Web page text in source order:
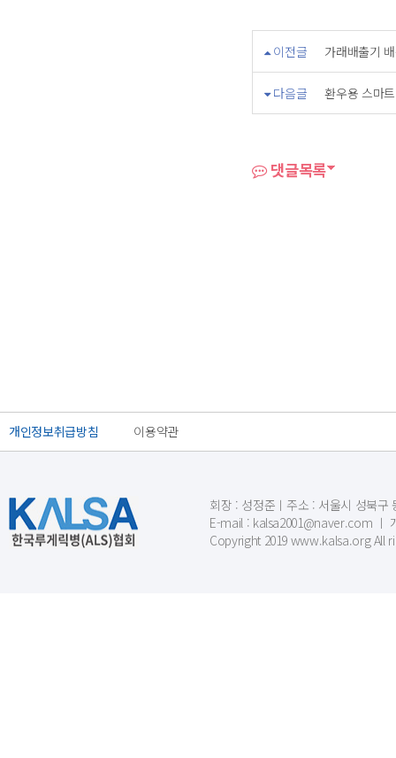
이전글 가래배출기
다음글 환우용 스마
댓글목록
개인정보취급방침 이용약관
회장 : 성정준ㅣ주소 : 서울시 성북구
E-mail : kalsa2001@naver.com ㅣ
Copyright 2019 www.kalsa.org All